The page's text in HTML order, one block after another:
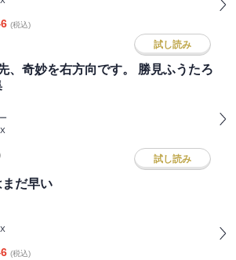
(税込)
試し読み
、奇妙を右方向です。 勝見ふうたろ
試し読み
だ早い
(税込)